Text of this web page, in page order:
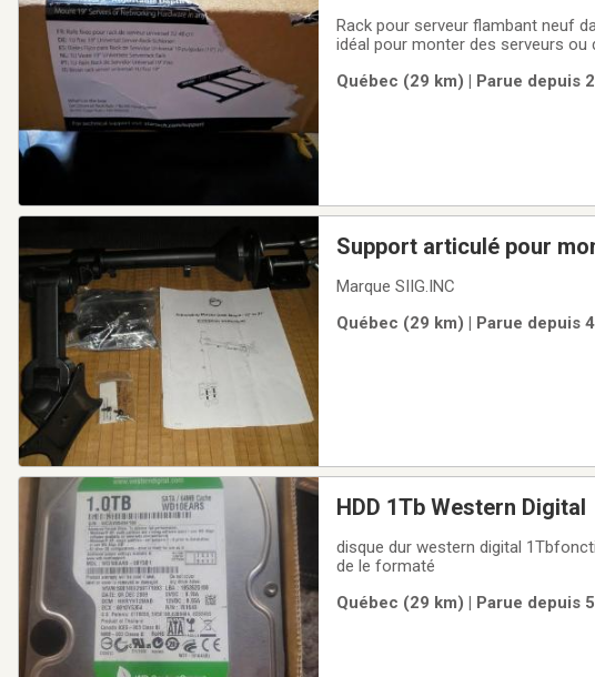
Rack pour serveur flambant neuf
idéal pour monter des serveurs ou
réglable pour s'adapter à
Québec (29 km) | Parue depuis
Support articulé pour
Marque SIIG.INC
Québec (29 km) | Parue depuis
HDD 1Tb Western Digital
disque dur western digital
de le formaté
Québec (29 km) | Parue depuis